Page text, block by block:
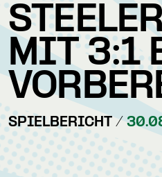
MIT 3:1
SPIELBERICHT /